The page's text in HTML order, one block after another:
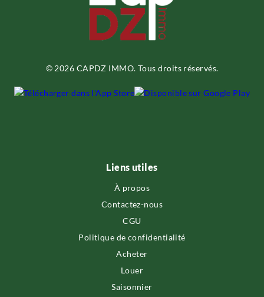
© 2026 CAPDZ IMMO. Tous droits réservés.
Liens utiles
À propos
Contactez-nous
CGU
Politique de confidentialité
Acheter
Louer
Saisonnier